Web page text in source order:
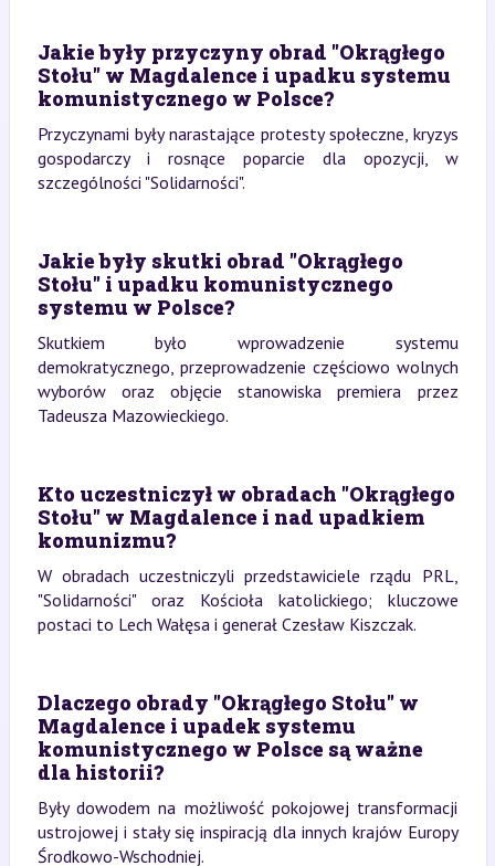
Jakie były przyczyny obrad "Okrągłego
Stołu" w Magdalence i upadku systemu
komunistycznego w Polsce?
Przyczynami były narastające protesty społeczne, kryzys
gospodarczy i rosnące poparcie dla opozycji, w
szczególności "Solidarności".
Jakie były skutki obrad "Okrągłego
Stołu" i upadku komunistycznego
systemu w Polsce?
Skutkiem było wprowadzenie systemu
demokratycznego, przeprowadzenie częściowo wolnych
wyborów oraz objęcie stanowiska premiera przez
Tadeusza Mazowieckiego.
Kto uczestniczył w obradach "Okrągłego
Stołu" w Magdalence i nad upadkiem
komunizmu?
W obradach uczestniczyli przedstawiciele rządu PRL,
"Solidarności" oraz Kościoła katolickiego; kluczowe
postaci to Lech Wałęsa i generał Czesław Kiszczak.
Dlaczego obrady "Okrągłego Stołu" w
Magdalence i upadek systemu
komunistycznego w Polsce są ważne
dla historii?
Były dowodem na możliwość pokojowej transformacji
ustrojowej i stały się inspiracją dla innych krajów Europy
Środkowo-Wschodniej.